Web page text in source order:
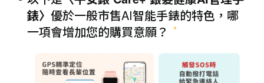
錶〉優於一般市售AI智能手錶的特色，哪
一項會增加您的購買意願？